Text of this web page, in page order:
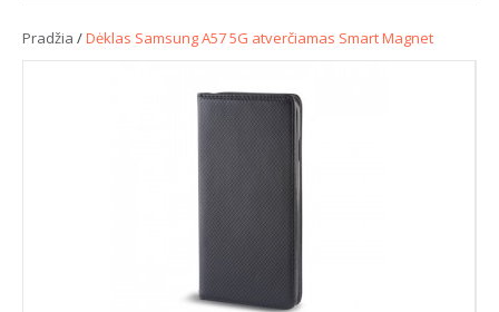
Pradžia /Dėklas Samsung A57 5G atverčiamas Smart Magnet